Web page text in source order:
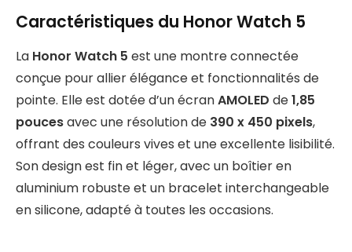
Caractéristiques du Honor Watch 5
La Honor Watch 5 est une montre connectée
conçue pour allier élégance et fonctionnalités de
pointe. Elle est dotée d’un écranAMOLED de1,85
poucesavec une résolution de 390 x 450 pixels,
offrant des couleurs vives et une excellente lisibilité.
Son design est fin et léger, avec un boîtier en
aluminium robuste et un bracelet interchangeable
en silicone, adapté à toutes les occasions.